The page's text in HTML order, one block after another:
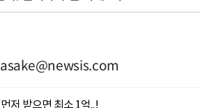
asake@newsis.com